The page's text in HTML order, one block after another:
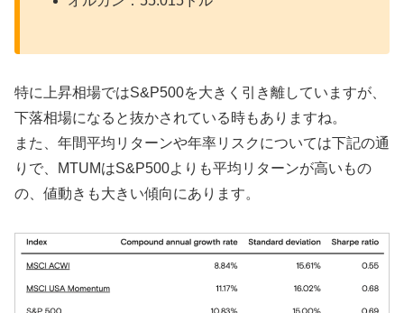
特に上昇相場ではS&P500を大きく引き離していますが、
下落相場になると抜かされている時もありますね。
また、年間平均リターンや年率リスクについては下記の通
りで、MTUMはS&P500よりも平均リターンが高いもの
の、値動きも大きい傾向にあります。